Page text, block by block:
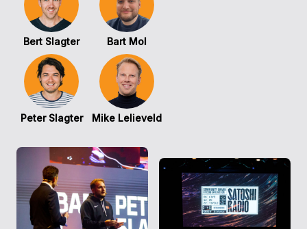
Bert Slagter Bart Mol
Peter Slagter Mike Lelieveld